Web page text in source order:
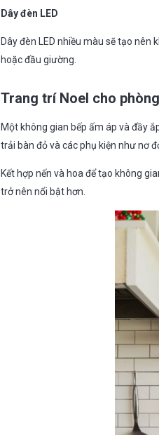
Dây đèn LED
Dây đèn LED nhiều màu sẽ tạo
hoặc đầu giường.
Trang trí Noel cho
Một không gian bếp ấm áp và đầy
trải bàn đỏ và các phụ kiện như nơ
Kết hợp nến và hoa để tạo không
trở nên nổi bật hơn.